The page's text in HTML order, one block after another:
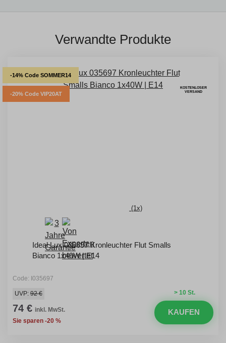
Verwandte Produkte
-14% Code SOMMER14
-20% Code VIP20AT
KOSTENLOSER
VERSAND
(1x)
Ideal Lux 035697 Kronleuchter Flut Smalls
Bianco 1x40W | E14
Code: I035697
> 10 St.
UVP: 92 €
74 € inkl. MwSt.
Sie sparen -20 %
KAUFEN